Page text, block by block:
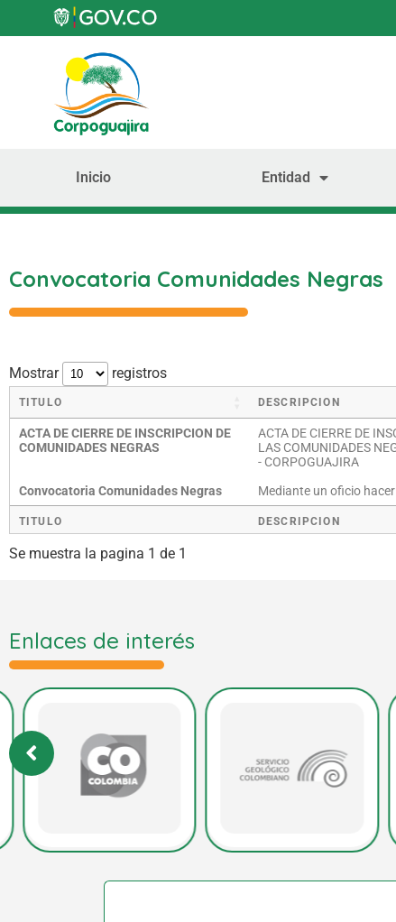
Inicio Entidad
Convocatoria Comunidades Negras
Mostrar registros
TITULO DESCRIPCION
ACTA DE CIERRE DE INSCRIPCION DE
COMUNIDADES NEGRAS
ACTA DE CIERRE DE
LAS COMUNIDADES
- CORPOGUAJIRA
Convocatoria Comunidades Negras Mediante un oficio
TITULO DESCRIPCION
Se muestra la pagina 1 de 1
Enlaces de interés